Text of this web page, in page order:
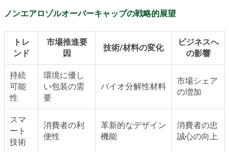
ノンエアロゾルオーバーキャップの戦略的展望
トレ
ンド
市場推進要
因
技術/材料の変化
ビジネスへ
の影響
持続
可能
性
環境に優し
い包装の需
要
バイオ分解性材料
市場シェア
の増加
スマ
ート
技術
消費者の利
便性
革新的なデザイン
機能
消費者の忠
誠心の向上